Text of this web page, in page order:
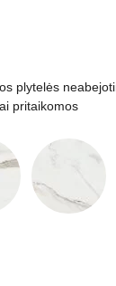
plytelės
pritaikomos